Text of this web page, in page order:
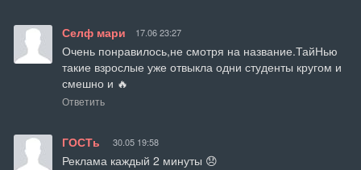
Селф мари 17.06 23:27
Очень понравилось,не смотря на название.ТайНью
такие взрослые уже отвыкла одни студенты кругом и
смешно и 🔥
Ответить
ГОСТь 30.05 19:58
Реклама каждый 2 минуты 😞